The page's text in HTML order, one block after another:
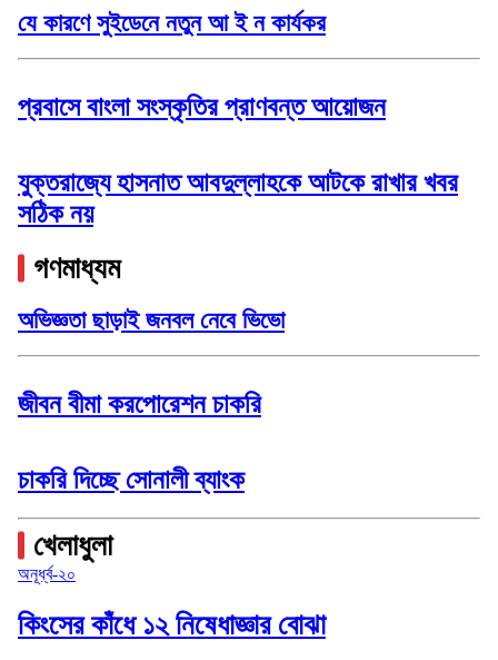
যে কারণে সুইডেনে নতুন আ ই ন কার্যকর
প্রবাসে বাংলা সংস্কৃতির প্রাণবন্ত আয়োজন
যুক্তরাজ্যে হাসনাত আবদুল্লাহকে আটকে রাখার খবর
সঠিক নয়
গণমাধ্যম
অভিজ্ঞতা ছাড়াই জনবল নেবে ভিভো
জীবন বীমা করপোরেশন চাকরি
চাকরি দিচ্ছে সোনালী ব্যাংক
খেলাধুলা
অনূর্ধ্ব-২০
কিংসের কাঁধে ১২ নিষেধাজ্ঞার বোঝা